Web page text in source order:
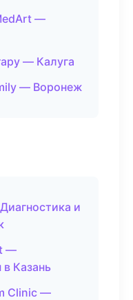
—
— Калуга
— Воронеж
и
—
Казань
Clinic —